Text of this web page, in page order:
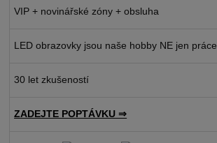
VIP + novinářské zóny + obsluha
LED obrazovky jsou naše hobby NE jen práce
30 let zkušeností
ZADEJTE POPTÁVKU ⇒